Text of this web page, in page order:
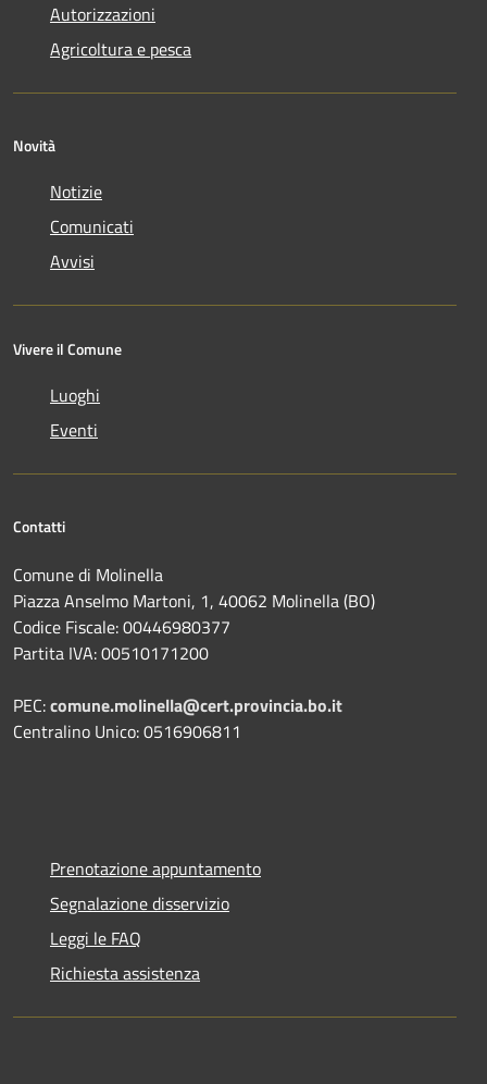
Autorizzazioni
Agricoltura e pesca
Novità
Notizie
Comunicati
Avvisi
Vivere il Comune
Luoghi
Eventi
Contatti
Comune di Molinella
Piazza Anselmo Martoni, 1, 40062 Molinella (BO)
Codice Fiscale: 00446980377
Partita IVA: 00510171200
PEC:comune.molinella@cert.provincia.bo.it
Centralino Unico: 0516906811
Prenotazione appuntamento
Segnalazione disservizio
Leggi le FAQ
Richiesta assistenza